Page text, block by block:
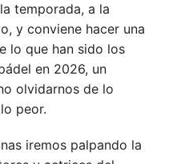
temporada, a la
y conviene hacer una
lo que han sido los
en 2026, un
olvidarnos de lo
peor.
iremos palpando la